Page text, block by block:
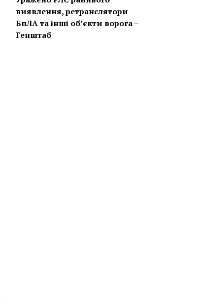
виявлення, ретранслятори
БпЛА та інші об’єкти ворога –
Генштаб